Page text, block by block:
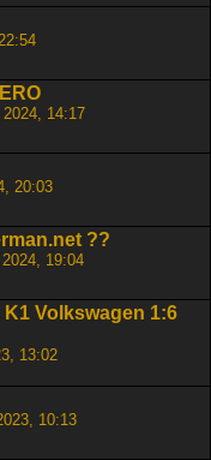
2024, 14:17
20:03
??
19:04
Volkswagen 1:6
13:02
10:13